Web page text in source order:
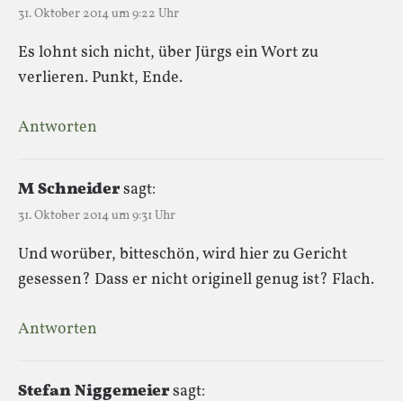
31. Oktober 2014 um 9:22 Uhr
Es lohnt sich nicht, über Jürgs ein Wort zu
verlieren. Punkt, Ende.
Antworten
M Schneidersagt:
31. Oktober 2014 um 9:31 Uhr
Und worüber, bitteschön, wird hier zu Gericht
gesessen? Dass er nicht originell genug ist? Flach.
Antworten
Stefan Niggemeiersagt: